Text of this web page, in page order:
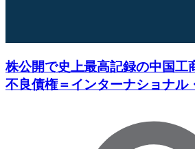
株公開で史上最高記録の中国工
不良債権＝インターナショナル